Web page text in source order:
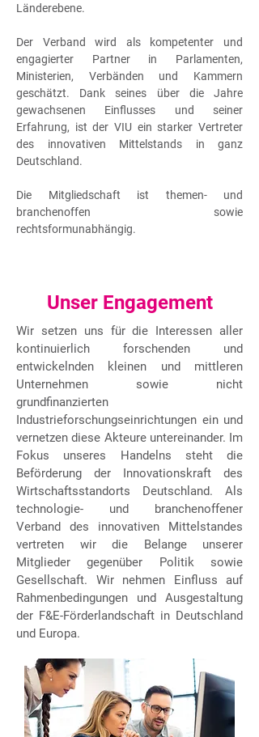
Länderebene.
Der Verband wird als kompetenter und
engagierter Partner in Parlamenten,
Ministerien, Verbänden und Kammern
geschätzt. Dank seines über die Jahre
gewachsenen Einflusses und seiner
Erfahrung, ist der VIU ein starker Vertreter
des innovativen Mittelstands in ganz
Deutschland.
Die Mitgliedschaft ist themen- und
branchenoffen sowie
rechtsformunabhängig.
Unser Engagement
Wir setzen uns für die Interessen aller
kontinuierlich forschenden und
entwickelnden kleinen und mittleren
Unternehmen sowie nicht
grundfinanzierten
Industrieforschungseinrichtungen ein und
vernetzen diese Akteure untereinander. Im
Fokus unseres Handelns steht die
Beförderung der Innovationskraft des
Wirtschaftsstandorts Deutschland. Als
technologie- und branchenoffener
Verband des innovativen Mittelstandes
vertreten wir die Belange unserer
Mitglieder gegenüber Politik sowie
Gesellschaft. Wir nehmen Einfluss auf
Rahmenbedingungen und Ausgestaltung
der F&E-Förderlandschaft in Deutschland
und Europa.